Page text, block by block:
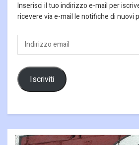
Inserisci il tuo indirizzo e-mail per
ricevere via e-mail le notifiche di nuovi
Indirizzo
email
Iscriviti